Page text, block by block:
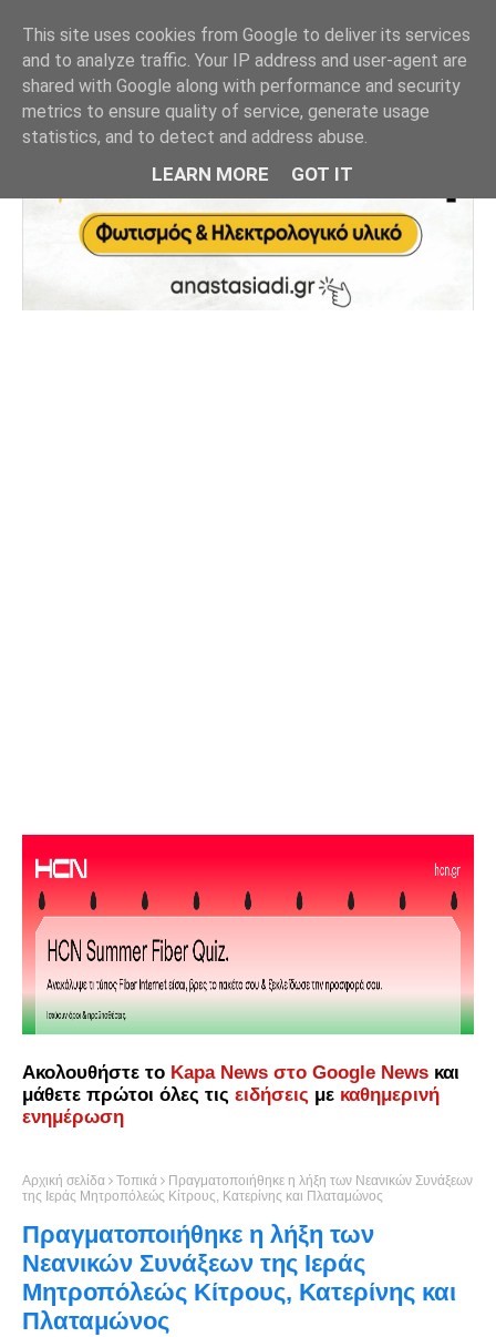
Ακολουθήστε το Kapa News στο Google News και
μάθετε πρώτοι όλες τις ειδήσεις με καθημερινή
ενημέρωση
Αρχική σελίδα Τοπικά
Πραγματοποιήθηκε η λήξη των Νεανικών Συνάξεων
της Ιεράς Μητροπόλεώς Κίτρους, Κατερίνης και Πλαταμώνος
Πραγματοποιήθηκε η λήξη των
Νεανικών Συνάξεων της Ιεράς
Μητροπόλεώς Κίτρους, Κατερίνης και
Πλαταμώνος
This site uses cookies from Google to deliver its services
and to analyze traffic. Your IP address and user-agent are
shared with Google along with performance and security
metrics to ensure quality of service, generate usage
statistics, and to detect and address abuse.
LEARN MORE GOT IT